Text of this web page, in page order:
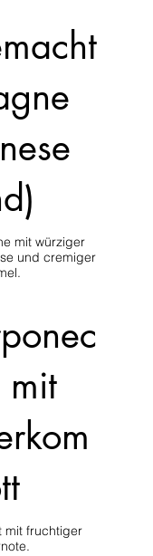
mit würziger
und cremiger
mit
mit fruchtiger